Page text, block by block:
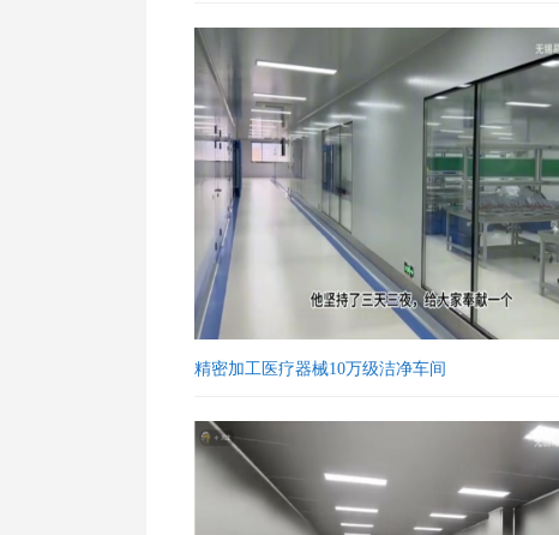
精密加工医疗器械10万级洁净车间